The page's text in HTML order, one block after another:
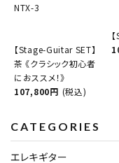
NTX-3
【Stage-Guitar SET】
茶 《クラシック初心者
におススメ！》
107,800円 (税込)
CATEGORIES
エレキギター